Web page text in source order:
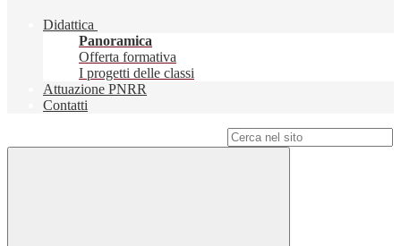
Didattica
Panoramica
Offerta formativa
I progetti delle classi
Attuazione PNRR
Contatti